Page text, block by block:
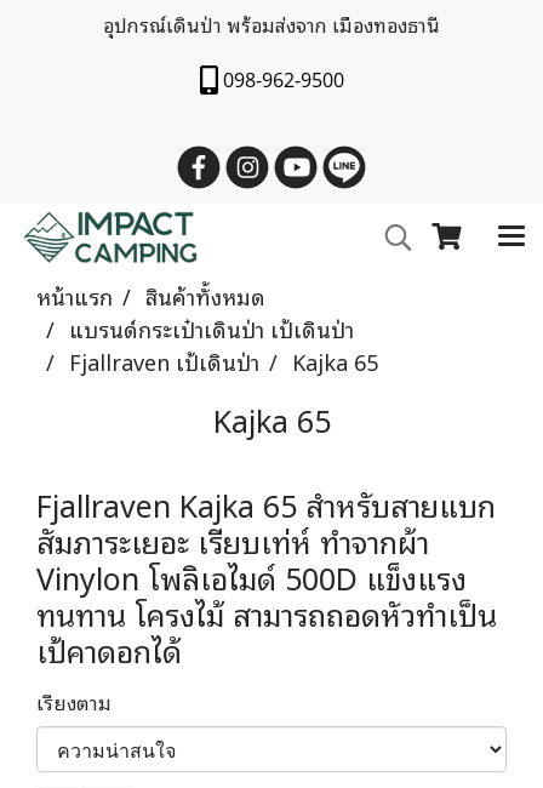
อุปกรณ์เดินป่า พร้อมส่งจาก เมืองทองธานี
098-962-9500
หน้าแรก
สินค้าทั้งหมด
แบรนด์กระเป๋าเดินป่า เป้เดินป่า
Fjallraven เป้เดินป่า
Kajka 65
Kajka 65
Fjallraven Kajka 65 สำหรับสายแบก
สัมภาระเยอะ เรียบเท่ห์ ทำจากผ้า
Vinylon โพลิเอไมด์ 500D แข็งแรง
ทนทาน โครงไม้ สามารถถอดหัวทำเป็น
เป้คาดอกได้
เรียงตาม